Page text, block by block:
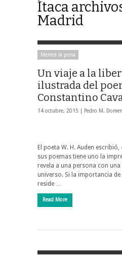
Ítaca
Madrid
Merece la pena
Un viaje a la
ilustrada del
Constantino
14 octubre, 2015 | Pedro M.
El poeta W. H. Auden
sus poemas tiene uno la
revela a una persona con una
universo. Si la importancia de
reside …
Read More